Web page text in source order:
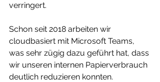
verringert.
Schon seit 2018 arbeiten wir
cloudbasiert mit Microsoft Teams,
was sehr zügig dazu geführt hat, dass
wir unseren internen Papierverbrauch
deutlich reduzieren konnten.